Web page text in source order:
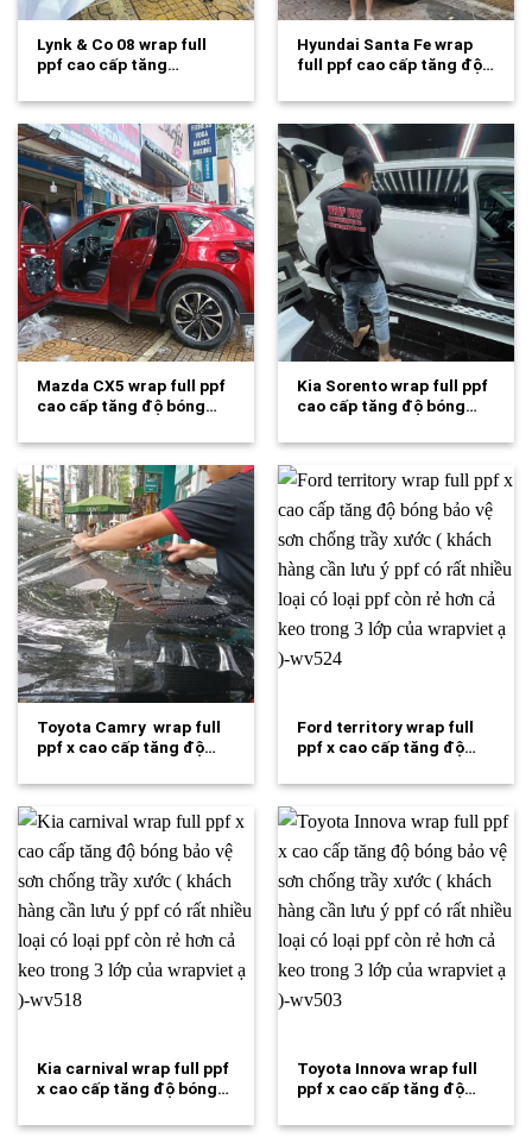
Lynk & Co 08 wrap full
ppf cao cấp tăng…
Hyundai Santa Fe wrap
full ppf cao cấp tăng độ…
Mazda CX5 wrap full ppf
cao cấp tăng độ bóng…
Kia Sorento wrap full ppf
cao cấp tăng độ bóng…
Toyota Camry wrap full
ppf x cao cấp tăng độ…
Ford territory wrap full
ppf x cao cấp tăng độ…
Kia carnival wrap full ppf
x cao cấp tăng độ bóng…
Toyota Innova wrap full
ppf x cao cấp tăng độ…